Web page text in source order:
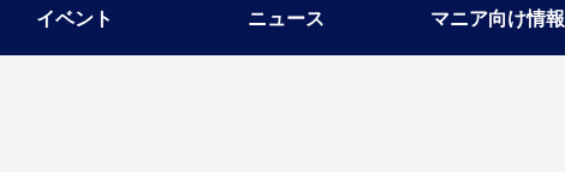
イベント ニュース マニア向け情報